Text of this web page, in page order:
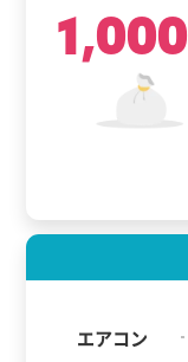
1,000
エアコン